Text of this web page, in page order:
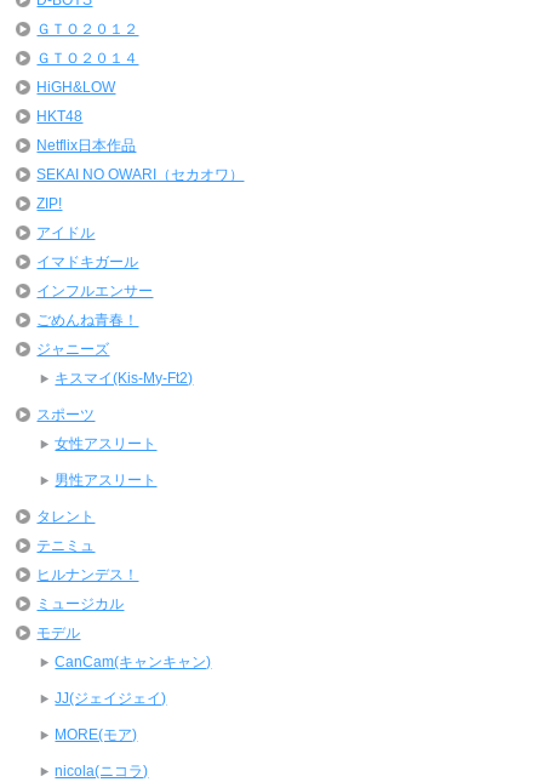
ＧＴＯ２０１２
ＧＴＯ２０１４
HiGH&LOW
HKT48
Netflix日本作品
SEKAI NO OWARI（セカオワ）
ZIP!
アイドル
イマドキガール
インフルエンサー
ごめんね青春！
ジャニーズ
キスマイ(Kis-My-Ft2)
スポーツ
女性アスリート
男性アスリート
タレント
テニミュ
ヒルナンデス！
ミュージカル
モデル
CanCam(キャンキャン)
JJ(ジェイジェイ)
MORE(モア)
nicola(ニコラ)